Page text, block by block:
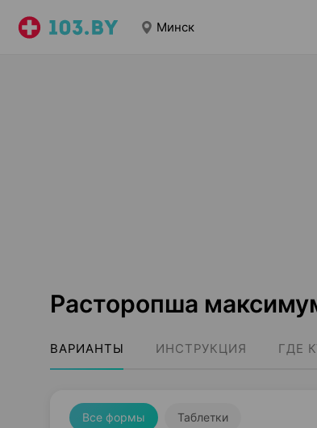
Минск
Расторопша
ВАРИАНТЫ ИНСТРУКЦИЯ ГДЕ
Все формы Таблетки